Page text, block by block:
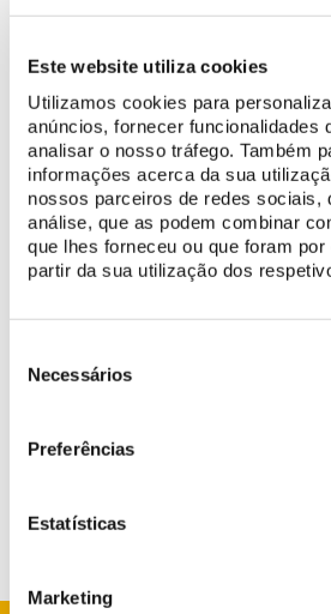
Este website utiliza cookies
Utilizamos cookies para
anúncios, fornecer funcionalidades
analisar o nosso tráfego. Também
informações acerca da sua
nossos parceiros de redes sociais,
análise, que as podem combinar
que lhes forneceu ou que foram
partir da sua utilização dos
Necessários
Preferências
Estatísticas
Marketing